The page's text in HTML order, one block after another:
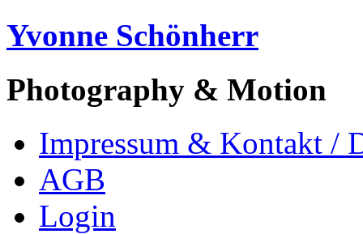
Yvonne Schönherr
Photography & Motion
Impressum & Kontakt /
AGB
Login